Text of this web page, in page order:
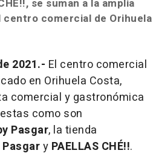
se suman a la amplia
comercial de Orihuela
2021.- El centro comercial
en Orihuela Costa,
comercial y gastronómica
como son
Pasgar, la tienda
y PAELLAS CHÉ!!.